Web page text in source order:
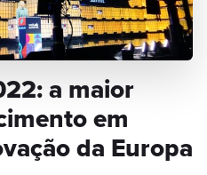
a maior
em
da Europa